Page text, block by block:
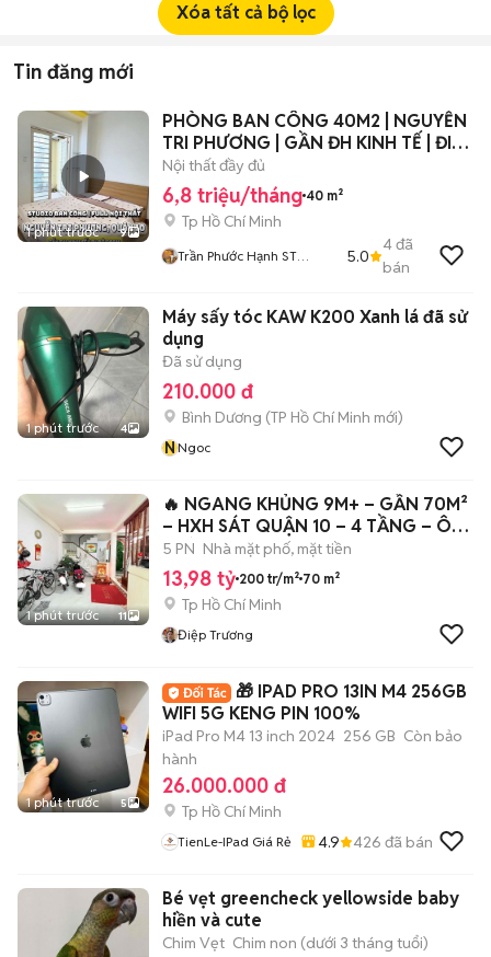
Xóa tất cả bộ lọc
Tin đăng mới
1 phút trước 9
PHÒNG BAN CÔNG 40M2 | NGUYỄN
TRI PHƯƠNG | GẦN ĐH KINH TẾ | ĐI
BỘ 200M
Nội thất đầy đủ
6,8 triệu/tháng 40 m²
Tp Hồ Chí Minh
Trần Phước Hạnh ST
5.0
4đã
bán
1 phút trước 4
Máy sấy tóc KAW K200 Xanh lá đã sử
dụng
Đã sử dụng
210.000 đ
Bình Dương (TP Hồ Chí Minh mới)
NNgoc
1 phút trước 11
🔥 NGANG KHỦNG 9M+ – GẦN 70M²
– HXH SÁT QUẬN 10 – 4 TẦNG – Ô
CHỜ THANG
5 PN Nhà mặt phố, mặt tiền
13,98 tỷ 200 tr/m² 70 m²
Tp Hồ Chí Minh
Điệp Trương
1 phút trước 5
🎁 IPAD PRO 13IN M4 256GB
WIFI 5G KENG PIN 100%
iPad Pro M4 13 inch 2024 256 GB Còn bảo
hành
26.000.000 đ
Tp Hồ Chí Minh
TienLe-IPad Giá Rẻ 4.9 426 đã bán
Bé vẹt greencheck yellowside baby
hiền và cute
Chim Vẹt Chim non (dưới 3 tháng tuổi)